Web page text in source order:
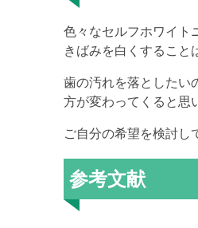
色々なセルフホワイト
きばみを白くすること
歯の汚れを落としたい
方が変わってくると思
ご自分の希望を検討し
参考文献